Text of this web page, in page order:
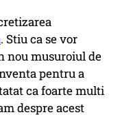
. Stiu ca se vor
nou musuroiul de
pentru a
ca foarte multi
despre acest